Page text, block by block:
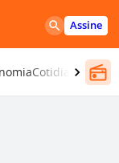
Assine
Cotidiano